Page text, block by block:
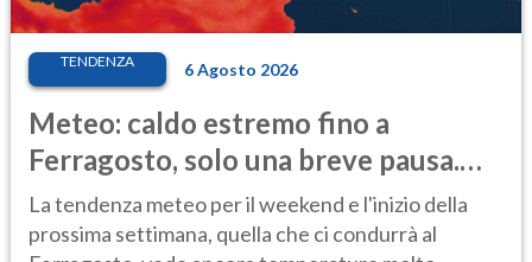
TENDENZA 6 Agosto 2026
Meteo: caldo estremo fino a
Ferragosto, solo una breve pausa.
Ecco dove
La tendenza meteo per il weekend e l'inizio della
prossima settimana, quella che ci condurrà al